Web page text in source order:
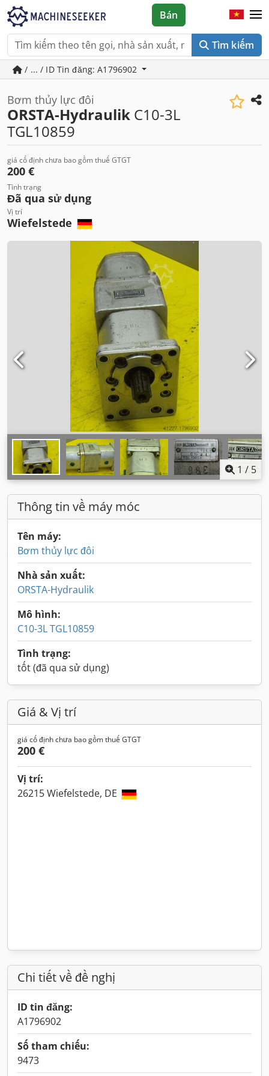
Tìm kiếm
Bán
/ ... / ID Tin đăng: A1796902
Bơm thủy lực đôi
ORSTA-Hydraulik C10-3L
TGL10859
giá cố định chưa bao gồm thuế GTGT
200 €
Tình trạng
Đã qua sử dụng
Vị trí
Wiefelstede
1 / 5
Thông tin về máy móc
Tên máy:
Bơm thủy lực đôi
Nhà sản xuất:
ORSTA-Hydraulik
Mô hình:
C10-3L TGL10859
Tình trạng:
tốt (đã qua sử dụng)
Giá & Vị trí
giá cố định chưa bao gồm thuế GTGT
200 €
Vị trí:
26215 Wiefelstede, DE
Chi tiết về đề nghị
ID tin đăng:
A1796902
Số tham chiếu:
9473